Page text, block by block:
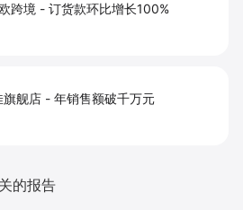
跨境 - 订货款环比增长100%
旗舰店 - 年销售额破千万元
的报告